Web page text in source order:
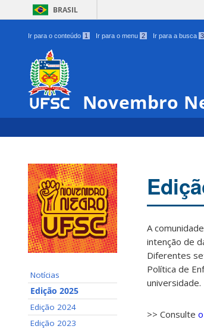
BRASIL
Ir para o conteúdo 1 Ir para o menu 2 Ir para a busca 3
Novembro
Notícias
Edição 2025
Edição 2024
Edição 2023
A
intenção de
Diferentes
Política de
universidade.
>> Consulte